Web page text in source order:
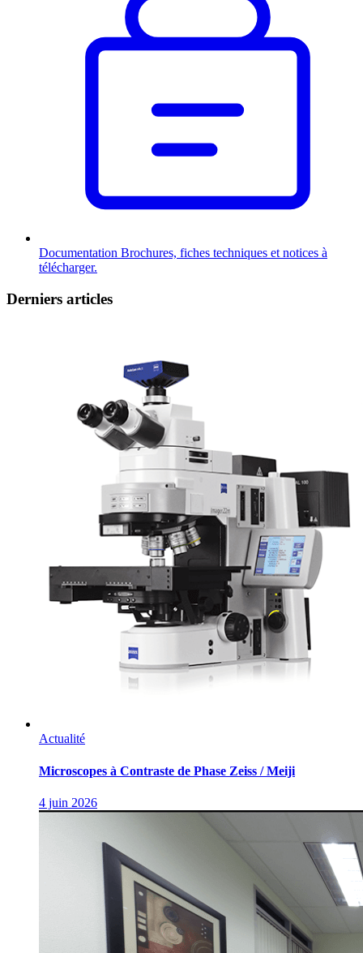
Documentation Brochures, fiches techniques et notices à
télécharger.
Derniers articles
Actualité
Microscopes à Contraste de Phase Zeiss / Meiji
4 juin 2026